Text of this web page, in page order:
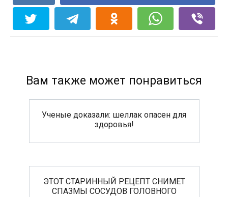
Вам также может понравиться
Ученые доказали: шеллак опасен для
здоровья!
ЭТОТ СТАРИННЫЙ РЕЦЕПТ СНИМЕТ
СПАЗМЫ СОСУДОВ ГОЛОВНОГО